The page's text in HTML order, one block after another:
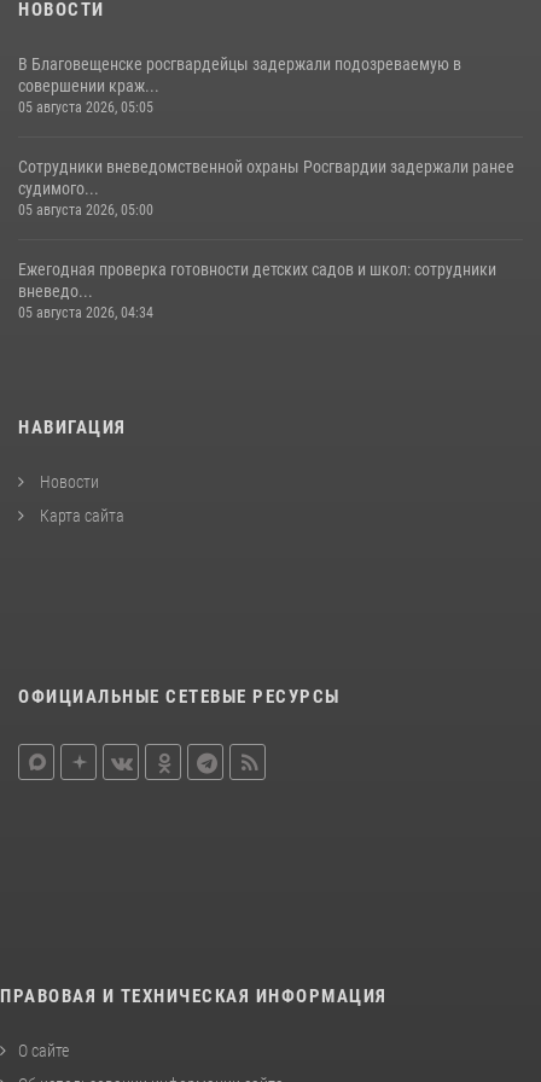
НОВОСТИ
В Благовещенске росгвардейцы задержали подозреваемую в
совершении краж...
05 августа 2026, 05:05
Сотрудники вневедомственной охраны Росгвардии задержали ранее
судимого...
05 августа 2026, 05:00
Ежегодная проверка готовности детских садов и школ: сотрудники
вневедо...
05 августа 2026, 04:34
НАВИГАЦИЯ
Новости
Карта сайта
ОФИЦИАЛЬНЫЕ СЕТЕВЫЕ РЕСУРСЫ
ПРАВОВАЯ И ТЕХНИЧЕСКАЯ ИНФОРМАЦИЯ
О сайте